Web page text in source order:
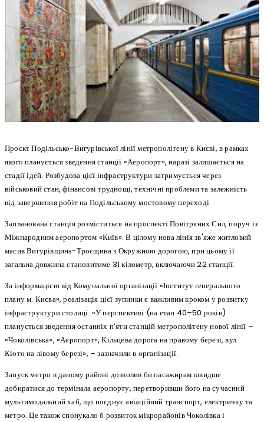
Проєкт Подільсько-Вигурівської лінії метрополітену в Києві, в рамках
якого планується зведення станції «Аеропорт», наразі залишається на
стадії ідей. Розбудова цієї інфраструктури затримується через
військовий стан, фінансові труднощі, технічні проблеми та залежність
від завершення робіт на Подільському мостовому переході.
Запланована станція розміститься на проспекті Повітряних Сил, поруч із
Міжнародним аеропортом «Київ». В цілому нова лінія зв'яже житловий
масив Вигурівщина-Троєщина з Окружною дорогою, при цьому її
загальна довжина становитиме 31 кілометр, включаючи 22 станції.
За інформацією від Комунальної організації «Інститут генерального
плану м. Києва», реалізація цієї зупинки є важливим кроком у розвитку
інфраструктури столиці. «У перспективі (на етап 40–50 років)
планується зведення останніх п’яти станцій метрополітену нової лінії –
«Чоколівська», «Аеропорт», Кільцева дорога на правому березі, вул.
Кіото на лівому березі», – зазначили в організації.
Запуск метро в даному районі дозволив би пасажирам швидше
добиратися до термінала аеропорту, перетворивши його на сучасний
мультимодальний хаб, що поєднує авіаційний транспорт, електричку та
метро. Це також спонукало б розвиток мікрорайонів Чоколівка і